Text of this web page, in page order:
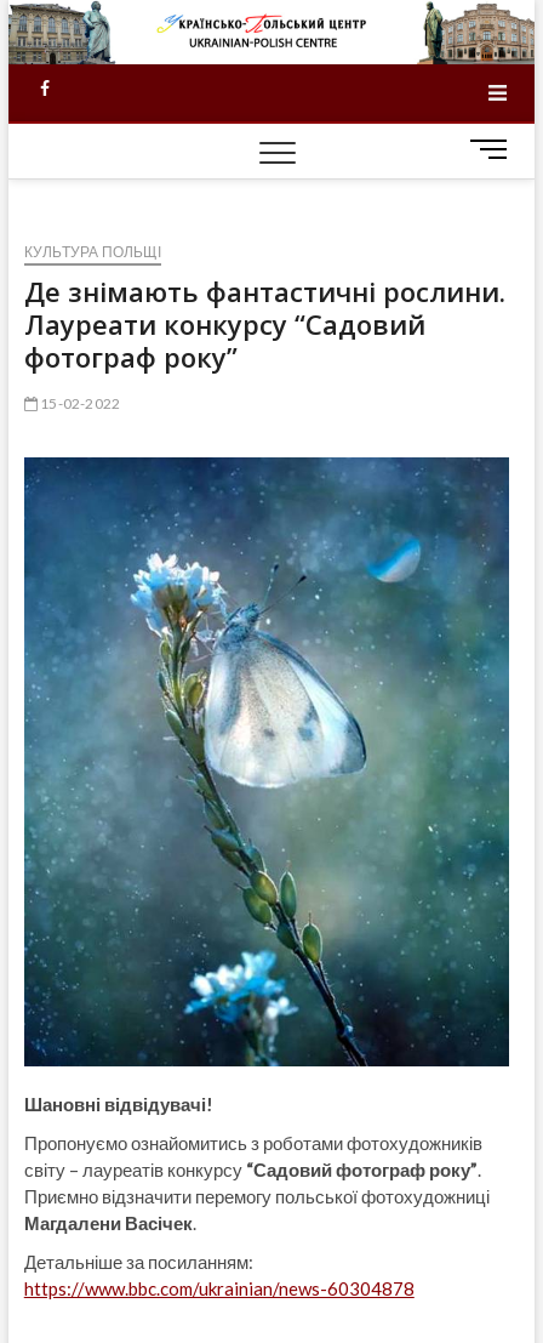
Skip
to
content
Facebook
M
e
t
КУЛЬТУРА ПОЛЬЩІ
Де знімають фантастичні рослини.
Лауреати конкурсу “Садовий
фотограф року”
15-02-2022
Шановні відвідувачі!
Пропонуємо ознайомитись з роботами фотохудожників
світу – лауреатів конкурсу “Садовий фотограф року”.
Приємно відзначити перемогу польської фотохудожниці
Магдалени Васічек.
Детальніше за посиланням:
https://www.bbc.com/ukrainian/news-60304878